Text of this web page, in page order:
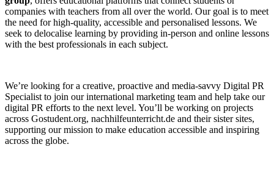
companies with teachers from all over the world. Our goal is to meet
the need for high-quality, accessible and personalised lessons. We
seek to delocalise learning by providing in-person and online lessons
with the best professionals in each subject.
We’re looking for a creative, proactive and media-savvy Digital PR
Specialist to join our international marketing team and help take our
digital PR efforts to the next level. You’ll be working on projects
across Gostudent.org, nachhilfeunterricht.de and their sister sites,
supporting our mission to make education accessible and inspiring
across the globe.